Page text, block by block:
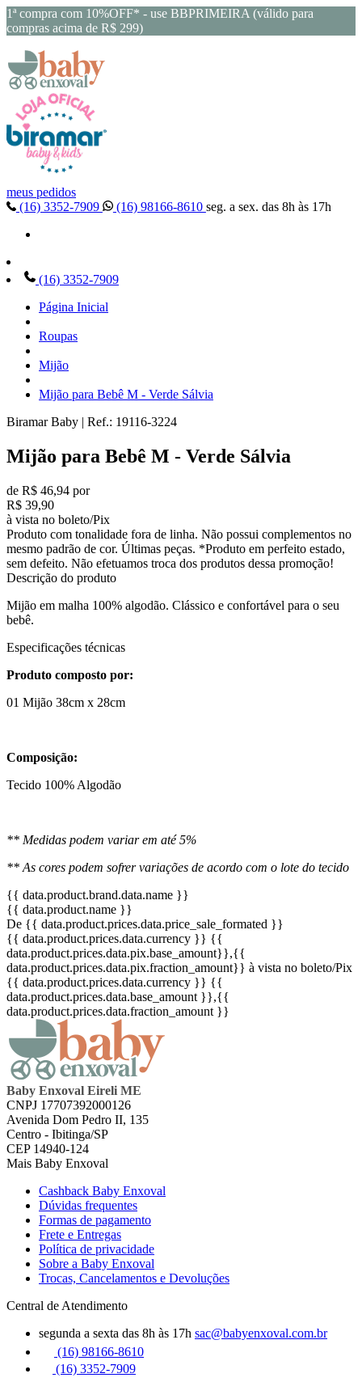
1ª compra com 10%OFF* - use BBPRIMEIRA (válido para
compras acima de R$ 299)
meus pedidos
(16) 3352-7909
(16) 98166-8610 seg. a sex. das 8h às 17h
(16) 3352-7909
Página Inicial
Roupas
Mijão
Mijão para Bebê M - Verde Sálvia
Biramar Baby | Ref.: 19116-3224
Mijão para Bebê M - Verde Sálvia
de R$ 46,94 por
R$ 39,90
à vista no boleto/Pix
Produto com tonalidade fora de linha. Não possui complementos no
mesmo padrão de cor. Últimas peças. *Produto em perfeito estado,
sem defeito. Não efetuamos troca dos produtos dessa promoção!
Descrição do produto
Mijão em malha 100% algodão. Clássico e confortável para o seu
bebê.
Especificações técnicas
Produto composto por:
01 Mijão 38cm x 28cm
Composição:
Tecido 100% Algodão
** Medidas podem variar em até 5%
** As cores podem sofrer variações de acordo com o lote do tecido
{{ data.product.brand.data.name }}
{{ data.product.name }}
De {{ data.product.prices.data.price_sale_formated }}
{{ data.product.prices.data.currency }} {{
data.product.prices.data.pix.base_amount}},{{
data.product.prices.data.pix.fraction_amount}} à vista no boleto/Pix
{{ data.product.prices.data.currency }} {{
data.product.prices.data.base_amount }},{{
data.product.prices.data.fraction_amount }}
Baby Enxoval Eireli ME
CNPJ 17707392000126
Avenida Dom Pedro II, 135
Centro - Ibitinga/SP
CEP 14940-124
Mais Baby Enxoval
Cashback Baby Enxoval
Dúvidas frequentes
Formas de pagamento
Frete e Entregas
Política de privacidade
Sobre a Baby Enxoval
Trocas, Cancelamentos e Devoluções
Central de Atendimento
segunda a sexta das 8h às 17h sac@babyenxoval.com.br
(16) 98166-8610
(16) 3352-7909